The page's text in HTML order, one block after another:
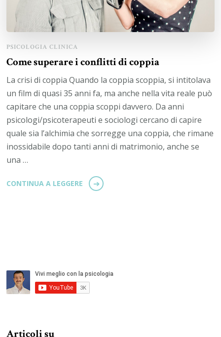
PSICOLOGIA CLINICA
Come superare i conflitti di coppia
La crisi di coppia Quando la coppia scoppia, si intitolava
un film di quasi 35 anni fa, ma anche nella vita reale può
capitare che una coppia scoppi davvero. Da anni
psicologi/psicoterapeuti e sociologi cercano di capire
quale sia l’alchimia che sorregge una coppia, che rimane
inossidabile dopo tanti anni di matrimonio, anche se
una …
CONTINUA A LEGGERE
Articoli su